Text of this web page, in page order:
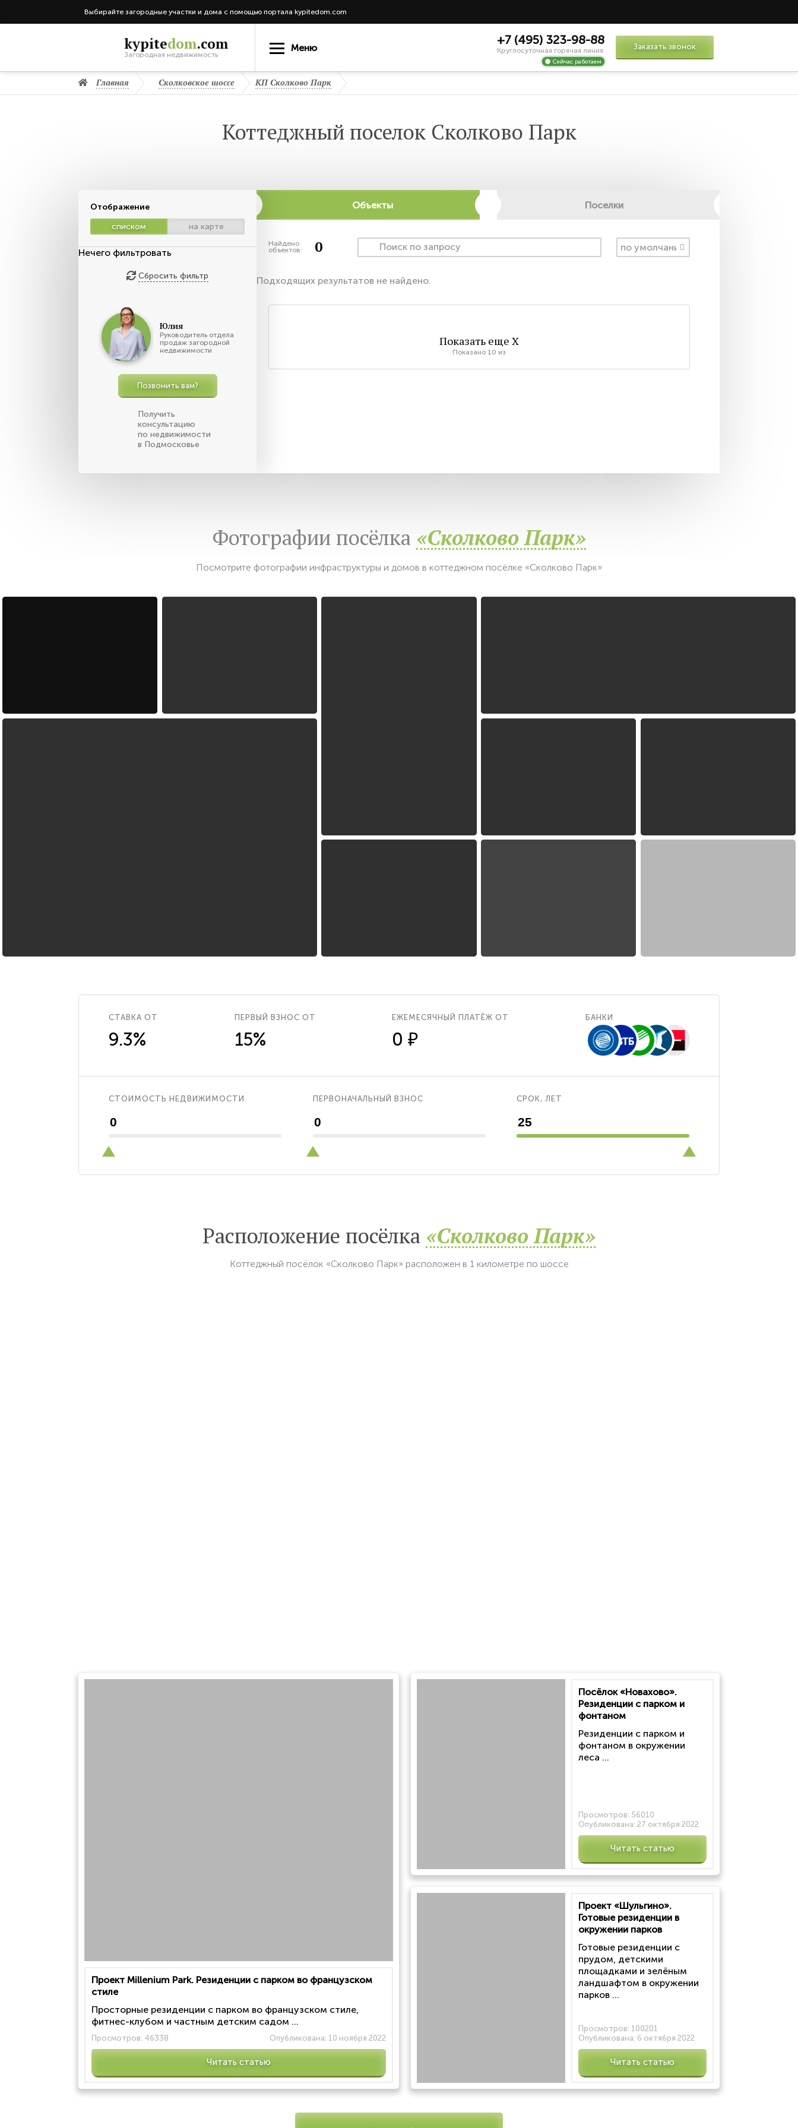
Выбирайте загородные участки и дома с помощью портала kypitedom.com
kypitedom.com
Загородная недвижимость
Меню
+7 (495) 323-98-88
Круглосуточная горячая линия
Сейчас работаем
Заказать звонок
Главная Сколковское шоссе КП Сколково Парк
Коттеджный поселок Сколково Парк
Отображение
списком
на карте
Нечего фильтровать
Сбросить фильтр
Юлия
Руководитель отдела
продаж загородной
недвижимости
Позвонить вам?
Получить
консультацию
по недвижимости
в Подмосковье
Объекты Поселки
Найдено
объектов: 0
Подходящих результатов не найдено.
Показать еще X
Показано 10 из
Фотографии посёлка «Сколково Парк»
Посмотрите фотографии инфраструктуры и домов в коттеджном посёлке «Сколково Парк»
СТАВКА ОТ
9.3%
ПЕРВЫЙ ВЗНОС ОТ
15%
ЕЖЕМЕСЯЧНЫЙ ПЛАТЁЖ ОТ
0 ₽
БАНКИ
СТОИМОСТЬ НЕДВИЖИМОСТИ ПЕРВОНАЧАЛЬНЫЙ ВЗНОС СРОК, ЛЕТ
Расположение посёлка «Сколково Парк»
Коттеджный посёлок «Сколково Парк» расположен в 1 километре по шоссе
Проект Millenium Park. Резиденции с парком во французском
стиле
Просторные резиденции с парком во французском стиле,
фитнес-клубом и частным детским садом ...
Просмотров: 46338 Опубликована: 10 ноября 2022
Читать статью
Посёлок «Новахово».
Резиденции с парком и
фонтаном
Резиденции с парком и
фонтаном в окружении
леса ...
Просмотров: 56010
Опубликована: 27 октября 2022
Читать статью
Проект «Шульгино».
Готовые резиденции в
окружении парков
Готовые резиденции с
прудом, детскими
площадками и зелёным
ландшафтом в окружении
парков ...
Просмотров: 100201
Опубликована: 6 октября 2022
Читать статью